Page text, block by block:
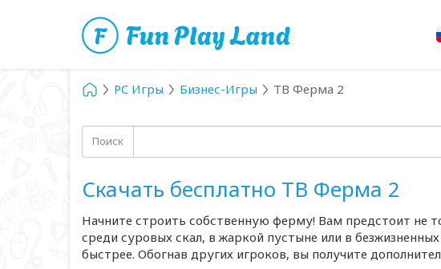
PC Игры Бизнес-Игры ТВ Ферма 2
Поиск
Скачать бесплатно ТВ Ферма 2
Начните строить собственную ферму! Вам предстоит не
среди суровых скал, в жаркой пустыне или в
быстрее. Обогнав других игроков, вы получите